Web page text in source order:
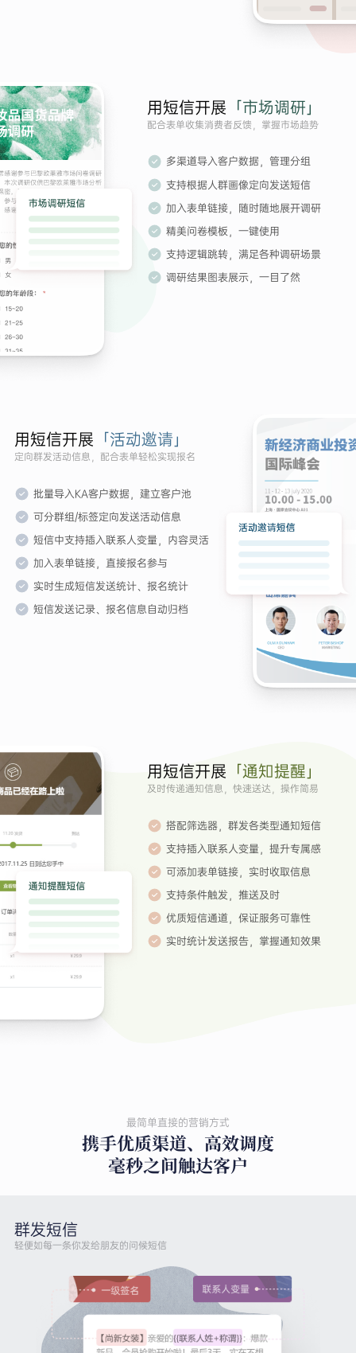
用短信开展 「市场调研」
配合表单收集消费者反馈，掌握市场趋势
多渠道导入客户数据，管理分组
支持根据人群画像定向发送短信
加入表单链接，随时随地展开调研
精美问卷模板，一键使用
支持逻辑跳转，满足各种调研场景
调研结果图表展示，一目了然
用短信开展 「活动邀请」
定向群发活动信息，配合表单轻松实现报名
批量导入KA客户数据，建立客户池
可分群组/标签定向发送活动信息
短信中支持插入联系人变量，内容灵活
加入表单链接，直接报名参与
实时生成短信发送统计、报名统计
短信发送记录、报名信息自动归档
用短信开展 「通知提醒」
及时传递通知信息，快速送达，操作简易
搭配筛选器，群发各类型通知短信
支持插入联系人变量，提升专属感
可添加表单链接，实时收取信息
支持条件触发，推送及时
优质短信通道，保证服务可靠性
实时统计发送报告，掌握通知效果
最简单直接的营销方式
携手优质渠道、高效调度
毫秒之间触达客户
群发短信
轻便如每一条你发给朋友的问候短信